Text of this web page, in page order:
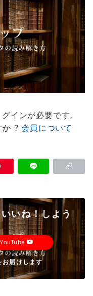
インが必要です。
か ?会員について
いね！しよう
YouTube
届けします